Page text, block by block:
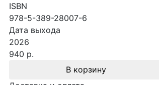
ISBN
978-5-389-28007-6
Дата выхода
2026
940 р.
В корзину